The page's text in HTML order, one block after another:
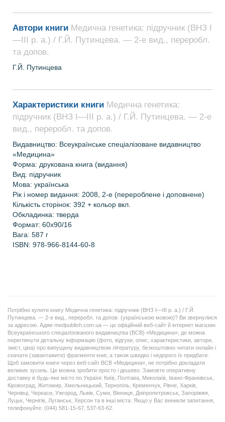
Автори книги Медична генетика: підручник (ВНЗ І
—ІІІ р. а.) / Г.Й. Путинцева. — 2-е вид., переробл.
та допов.
Г.Й. Путинцева
Характеристики книги Медична генетика:
підручник (ВНЗ І—ІІІ р. а.) / Г.Й. Путинцева. — 2-е
вид., переробл. та допов.
Видавництво: Всеукраїнське спеціалізоване видавництво
«Медицина»
Форма: друкована книга (видання)
Вид: підручник
Мова: українська
Рік і номер видання: 2008, 2-е (перероблене і доповнене)
Кількість сторінок: 392 + кольор вкл.
Обкладинка: тверда
Формат: 60х90/16
Вага: 587 г
ISBN: 978-966-8144-60-8
Потрібно купити книгу Медична генетика: підручник (ВНЗ І—ІІІ р. а.) / Г.Й.
Путинцева. — 2-е вид., переробл. та допов. (українською мовою)? Ви звернулися
за адресою. Адже medpublish.com.ua — це офіційний веб-сайт й інтернет магазин
Всеукраїнського спеціалізованого видавництва (ВСВ) «Медицина», де можна
переглянути детальну інформацію (фото, відгуки, опис, характеристики, автори,
зміст, ціна) про випущену видавництвом літературу, безкоштовно читати онлайн і
скачати (завантажити) фрагменти книг, а також швидко і недорого їх придбати.
Щоб замовити книги через веб-сайт ВСВ «Медицина», не потрібно докладати
великих зусиль. Це можна зробити просто і дешево. Замовте оперативну
доставку в будь-яке місто по Україні: Київ, Полтава, Миколаїв, Івано-Франківськ,
Кіровоград, Житомир, Хмельницький, Тернопіль, Кременчук, Рівне, Харків,
Чернівці, Черкаси, Ужгород, Львів, Суми, Вінниця, Дніпропетровськ, Запоріжжя,
Луцьк, Чернігів, Луганськ, Херсон та в інші міста. Якщо у Вас виникли запитання,
телефонуйте: (044) 581-15-67, 537-63-62.